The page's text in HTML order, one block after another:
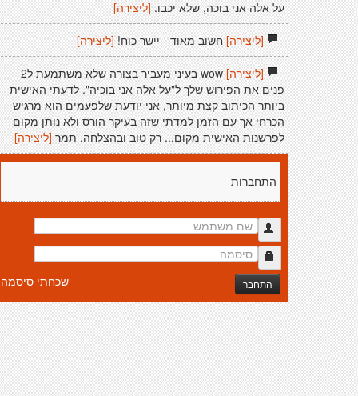
על אלה אני בוכה, שלא יכבו. [ליצירה]
[ליצירה]חשוב מאוד - יישר כוח! [ליצירה]
[ליצירה]
wow בעיני מעביר בצורה שלא משתמעת ל2
פנים את הפירוש שלך ל"על אלה אני בוכיה". לדעתי האישית
ביותר הכיתוב קצת מיותר, אני יודעת שלפעמים הוא מרגיש
הכרחי אך עם הזמן למדתי שזה בעיקר הורס ולא נותן מקום
לפרשנות האישית מקום... רק טוב ובהצלחה. תמר [ליצירה]
התחברות
התחבר שכחתי סיסמה